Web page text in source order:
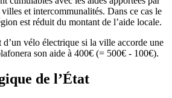
et intercommunalités. Dans ce cas le
est réduit du montant de l’aide locale.
d’un vélo électrique si la ville accorde une
son aide à 400€ (= 500€ - 100€).
de l’État